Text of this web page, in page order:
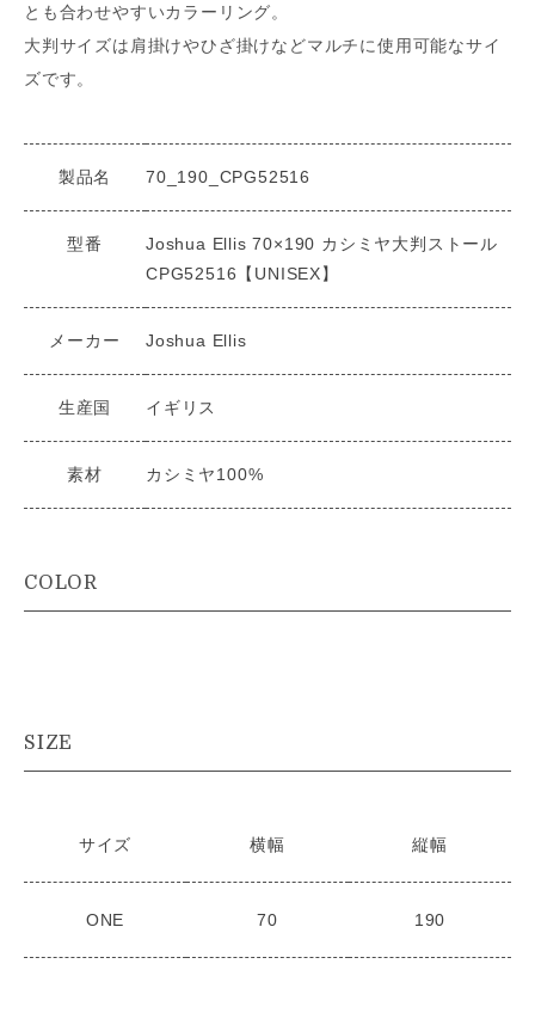
とも合わせやすいカラーリング。
大判サイズは肩掛けやひざ掛けなどマルチに使用可能なサイ
ズです。
製品名 70_190_CPG52516
型番
Joshua Ellis 70×190 カシミヤ大判ストール
CPG52516【UNISEX】
メーカー Joshua Ellis
生産国 イギリス
素材 カシミヤ100%
COLOR
SIZE
サイズ 横幅 縦幅
ONE 70 190